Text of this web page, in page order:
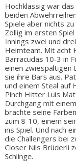
Hochklassig war
beiden
Spiele aber nichts
Zöllig im ersten
Innings zwei und
Heimteam. Mit acht
Barracudas 10-3 in
einen zwiespältigen
sie ihre Bars aus.
und einem Steal auf
Pinch Hitter Luis
Durchgang mit
brachte seine
zum 8-10, einem
ins Spiel. Und nach
die Challengers bei
Closer Nils Brüderli
Schlinge.